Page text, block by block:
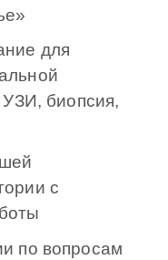
для
УЗИ, биопсия,
с
по вопросам